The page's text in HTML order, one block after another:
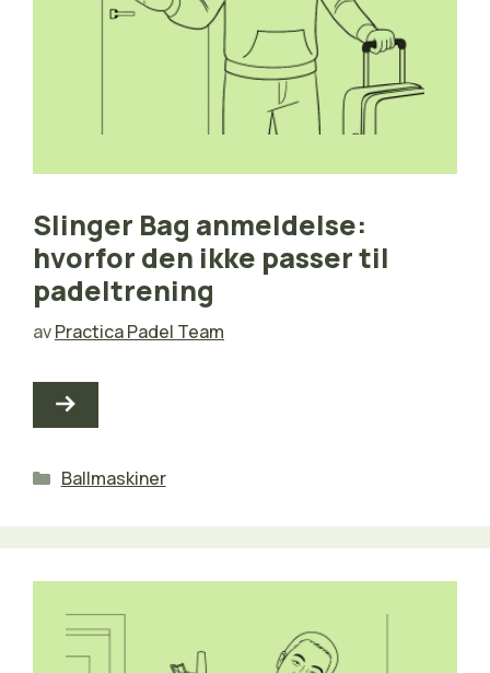
Slinger Bag anmeldelse:
hvorfor den ikke passer til
padeltrening
avPractica Padel Team
Kategorier
Ballmaskiner